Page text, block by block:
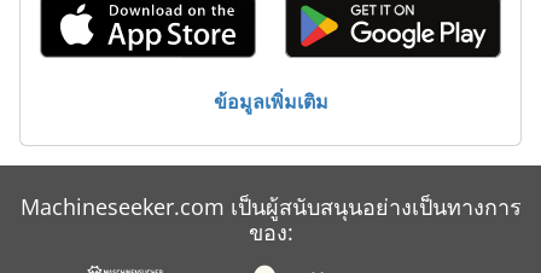
เครื่องกำเนิดไฟฟ้า Avk Kaick รถตู้และมอเตอร์ทำงาน
ข้อมูลเพิ่มเติม
Machineseeker.com เป็นผู้สนับสนุนอย่างเป็นทางการ
ของ: